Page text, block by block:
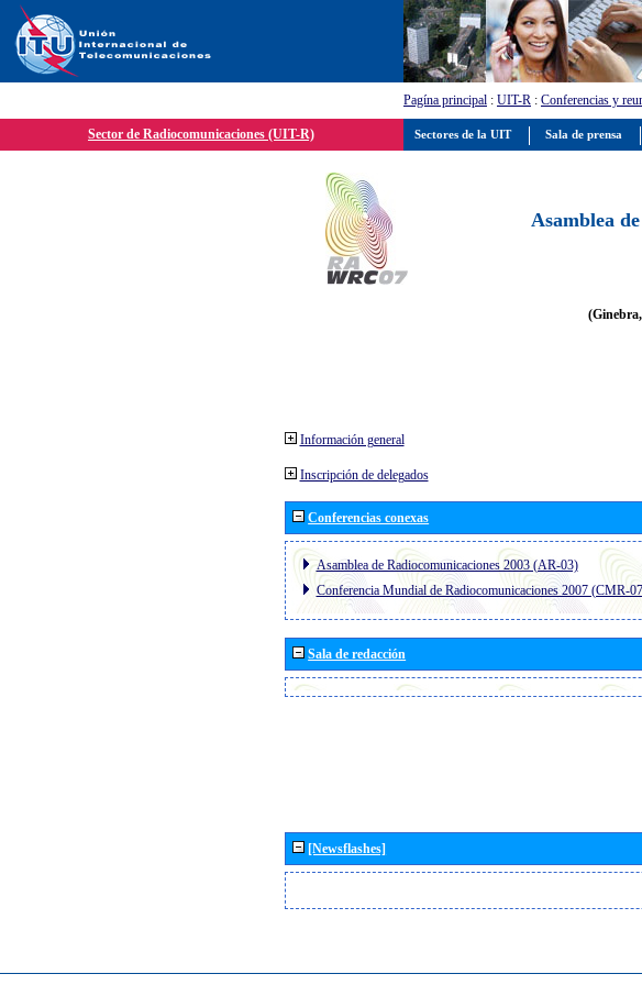
Pagína principal : UIT-R : Conferencias y
Sector de Radiocomunicaciones (UIT-R)
Asamblea
Información general
Inscripción de delegados
Conferencias conexas
Asamblea de Radiocomunicaciones 2003 (AR-03)
Conferencia Mundial de Radiocomunicaciones 2007 (CMR-
Sala de redacción
[Newsflashes]
Sectores de la UIT Sala de prensa